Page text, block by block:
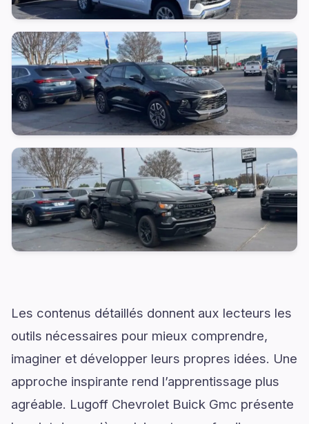
Les contenus détaillés donnent aux lecteurs les
outils nécessaires pour mieux comprendre,
imaginer et développer leurs propres idées. Une
approche inspirante rend l’apprentissage plus
agréable. Lugoff Chevrolet Buick Gmc présente